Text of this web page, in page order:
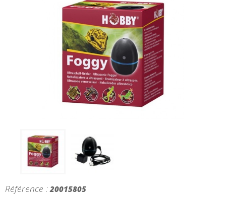
Référence : 20015805